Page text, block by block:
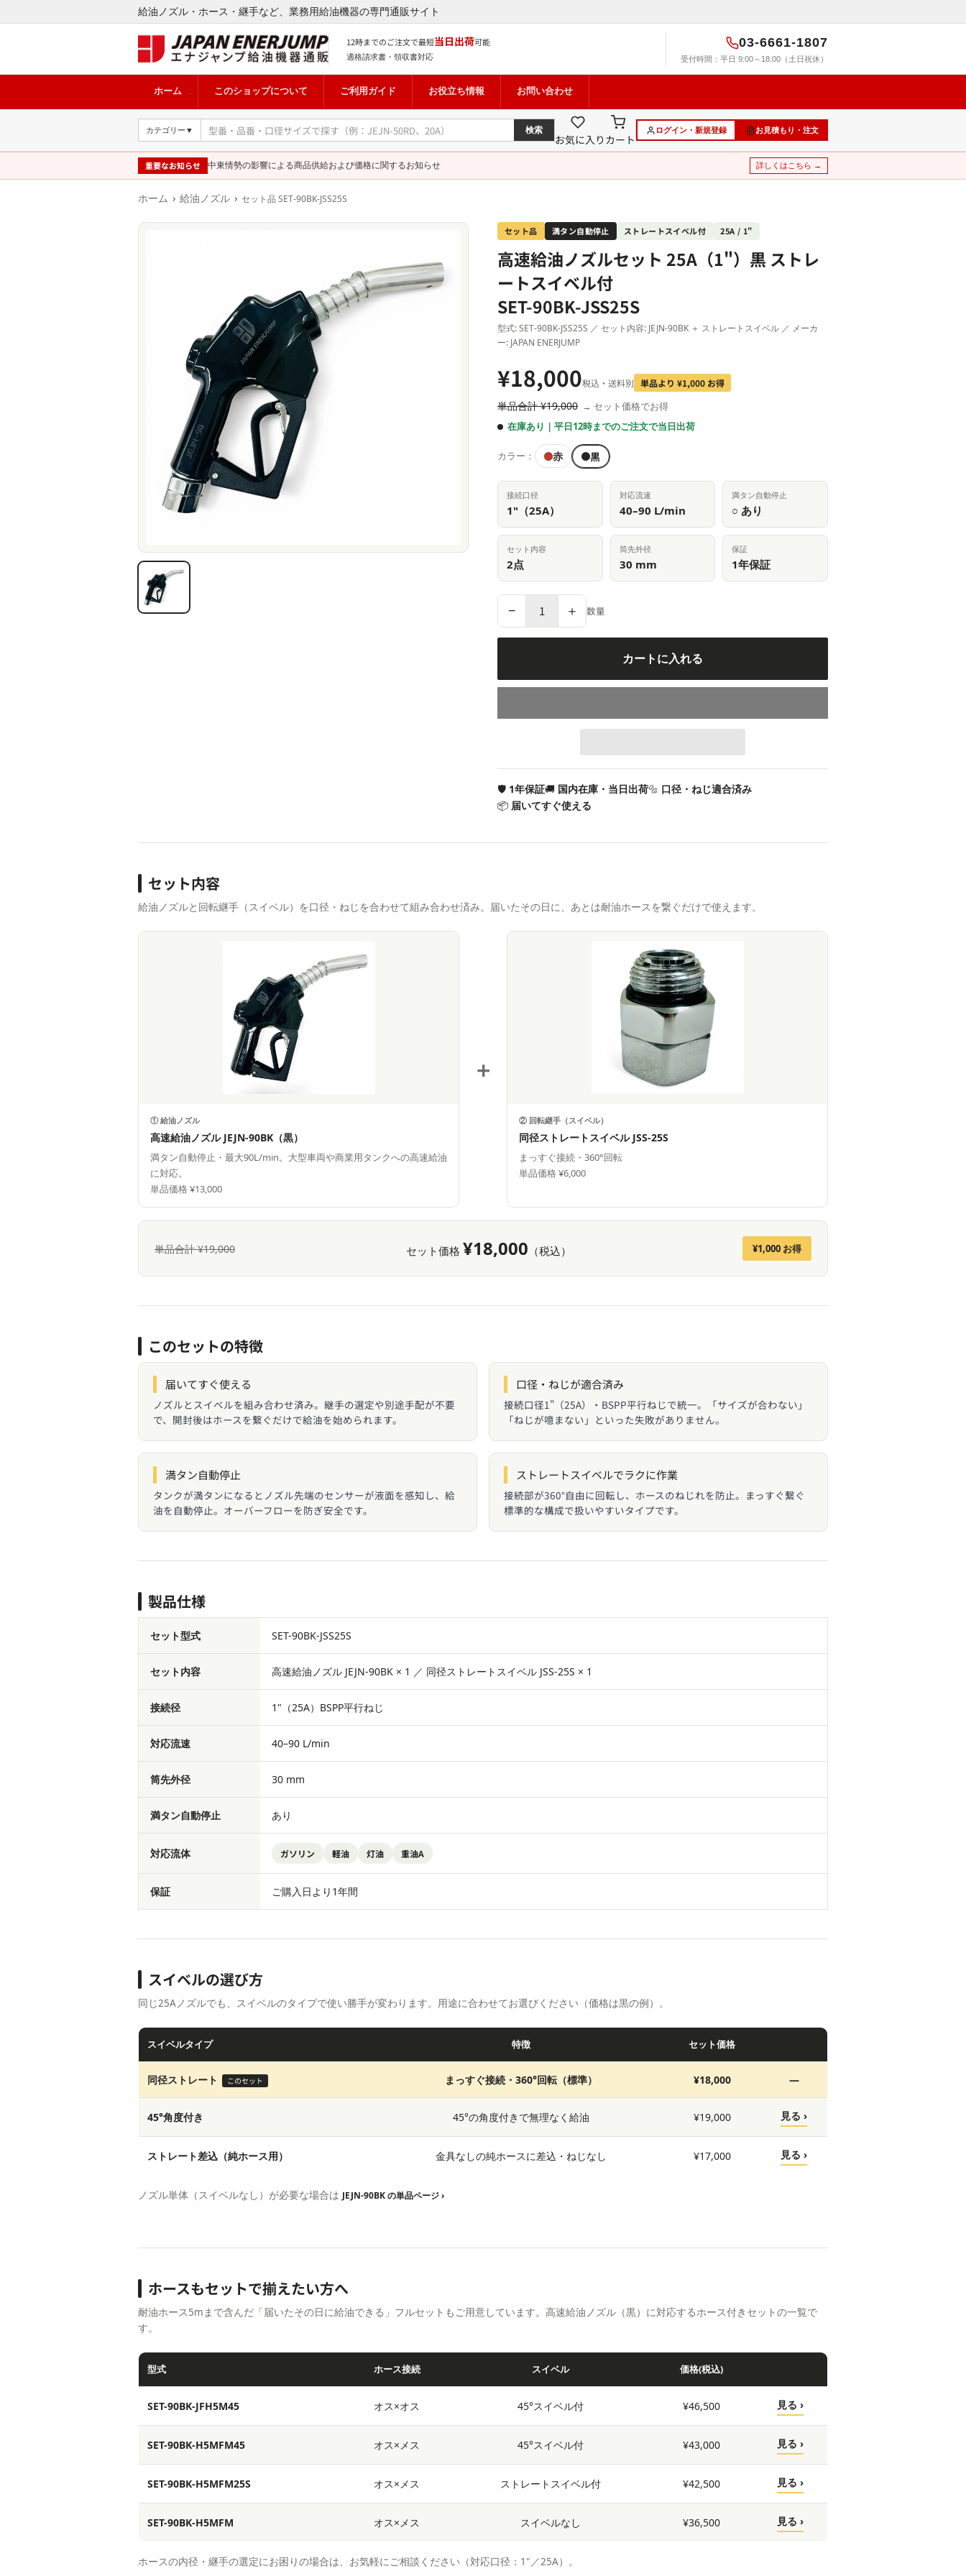
給油ノズル・ホース・継手など、業務用給油機器の専門通販サイト
12時までのご注文で最短当日出荷可能
適格請求書・領収書対応
03-6661-1807
受付時間：平日 9:00～18:00（土日祝休）
ホーム このショップについて ご利用ガイド お役立ち情報 お問い合わせ
カテゴリー▼ 検索
お気に入り カート
ログイン・新規登録 お見積もり・注文
重要なお知らせ 中東情勢の影響による商品供給および価格に関するお知らせ 詳しくはこちら →
ホーム › 給油ノズル › セット品 SET-90BK-JSS25S
セット品 満タン自動停止 ストレートスイベル付 25A / 1"
高速給油ノズルセット 25A（1"）黒 ストレ
ートスイベル付
SET-90BK-JSS25S
型式: SET-90BK-JSS25S ／ セット内容: JEJN-90BK ＋ ストレートスイベル ／ メーカ
ー: JAPAN ENERJUMP
¥18,000税込・送料別 単品より ¥1,000 お得
単品合計 ¥19,000 → セット価格でお得
在庫あり｜平日12時までのご注文で当日出荷
カラー： 赤 黒
接続口径
1"（25A）
対応流速
40–90 L/min
満タン自動停止
○ あり
セット内容
2点
筒先外径
30 mm
保証
1年保証
− ＋ 数量
カートに入れる
🛡 1年保証🚚 国内在庫・当日出荷🔩 口径・ねじ適合済み
📦 届いてすぐ使える
セット内容
給油ノズルと回転継手（スイベル）を口径・ねじを合わせて組み合わせ済み。届いたその日に、あとは耐油ホースを繋ぐだけで使えます。
① 給油ノズル
高速給油ノズル JEJN-90BK（黒）
満タン自動停止・最大90L/min。大型車両や商業用タンクへの高速給油
に対応。
単品価格 ¥13,000
＋
② 回転継手（スイベル）
同径ストレートスイベル JSS-25S
まっすぐ接続・360°回転
単品価格 ¥6,000
単品合計 ¥19,000 セット価格 ¥18,000 （税込） ¥1,000 お得
このセットの特徴
届いてすぐ使える
ノズルとスイベルを組み合わせ済み。継手の選定や別途手配が不要
で、開封後はホースを繋ぐだけで給油を始められます。
口径・ねじが適合済み
接続口径1"（25A）・BSPP平行ねじで統一。「サイズが合わない」
「ねじが噫まない」といった失敗がありません。
満タン自動停止
タンクが満タンになるとノズル先端のセンサーが液面を感知し、給
油を自動停止。オーバーフローを防ぎ安全です。
ストレートスイベルでラクに作業
接続部が360°自由に回転し、ホースのねじれを防止。まっすぐ繋ぐ
標準的な構成で扱いやすいタイプです。
製品仕様
セット型式 SET-90BK-JSS25S
セット内容 高速給油ノズル JEJN-90BK × 1 ／ 同径ストレートスイベル JSS-25S × 1
接続径 1"（25A）BSPP平行ねじ
対応流速 40–90 L/min
筒先外径 30 mm
満タン自動停止 あり
対応流体 ガソリン 軽油 灯油 重油A
保証 ご購入日より1年間
スイベルの選び方
同じ25Aノズルでも、スイベルのタイプで使い勝手が変わります。用途に合わせてお選びください（価格は黒の例）。
スイベルタイプ 特徴 セット価格
同径ストレート このセット まっすぐ接続・360°回転（標準） ¥18,000 —
45°角度付き 45°の角度付きで無理なく給油 ¥19,000 見る ›
ストレート差込（純ホース用） 金具なしの純ホースに差込・ねじなし ¥17,000 見る ›
ノズル単体（スイベルなし）が必要な場合は JEJN-90BK の単品ページ ›
ホースもセットで揃えたい方へ
耐油ホース5mまで含んだ「届いたその日に給油できる」フルセットもご用意しています。高速給油ノズル（黒）に対応するホース付きセットの一覧で
す。
型式 ホース接続 スイベル 価格(税込)
SET-90BK-JFH5M45 オス×オス 45°スイベル付 ¥46,500 見る ›
SET-90BK-H5MFM45 オス×メス 45°スイベル付 ¥43,000 見る ›
SET-90BK-H5MFM25S オス×メス ストレートスイベル付 ¥42,500 見る ›
SET-90BK-H5MFM オス×メス スイベルなし ¥36,500 見る ›
ホースの内径・継手の選定にお困りの場合は、お気軽にご相談ください（対応口径：1"／25A）。